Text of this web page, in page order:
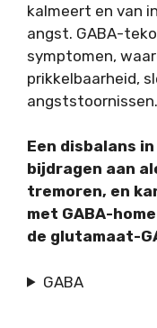
kalmeert en van
angst. GABA-
symptomen,
prikkelbaarheid,
angststoornissen.
Een disbalans
bijdragen aan
tremoren, en
met GABA-
de glutamaat-
GABA